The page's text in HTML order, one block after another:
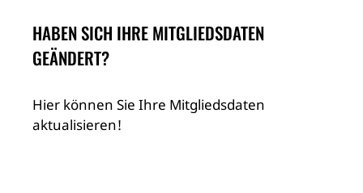
HABEN SICH IHRE MITGLIEDSDATEN
GEÄNDERT?
Hier können Sie Ihre Mitgliedsdaten
aktualisieren!